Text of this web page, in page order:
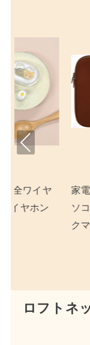
合 パ
リラッ
キー
クマ
ォトカ
Pre
ロフトネ